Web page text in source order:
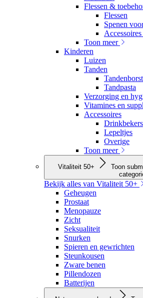
Flessen &
Flessen
Spenen
Accessoires
Toon meer
Kinderen
Luizen
Tanden
Tandpasta
Verzorging en
Vitamines en
Accessoires
Drinkbekers
Lepeltjes
Overige
Toon meer
Vitaliteit 50+
Toon
Bekijk alles van Vitaliteit 50+
Geheugen
Prostaat
Menopauze
Zicht
Seksualiteit
Snurken
Spieren en gewrichten
Steunkousen
Zware benen
Pillendozen
Batterijen